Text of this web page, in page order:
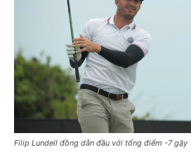
Filip Lundell đồng dẫn đầu với tổng điểm -7gậy